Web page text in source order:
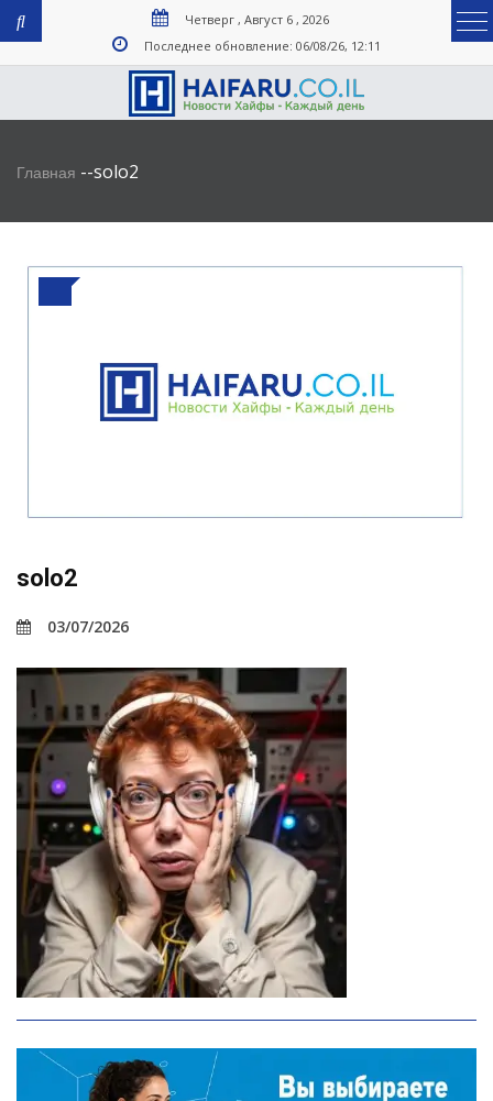
Четверг , Август 6 , 2026
Последнее обновление: 06/08/26, 12:11
Главная --solo2
solo2
03/07/2026